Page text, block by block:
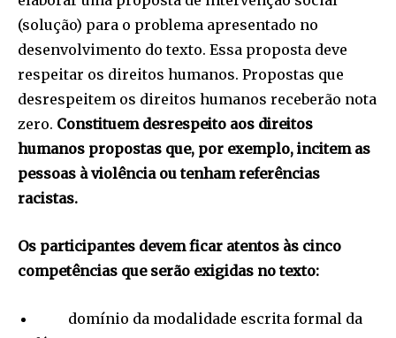
(solução) para o problema apresentado no
desenvolvimento do texto. Essa proposta deve
respeitar os direitos humanos. Propostas que
desrespeitem os direitos humanos receberão nota
zero. Constituem desrespeito aos direitos
humanos propostas que, por exemplo, incitem as
pessoas à violência ou tenham referências
racistas.
Os participantes devem ficar atentos às cinco
competências que serão exigidas no texto:
domínio da modalidade escrita formal da